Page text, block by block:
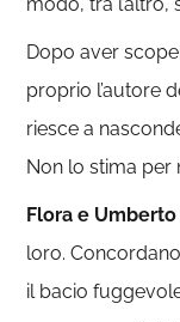
Dopo aver
proprio l’autore
riesce a
Non lo stima per
Flora e Umberto
loro.
il bacio